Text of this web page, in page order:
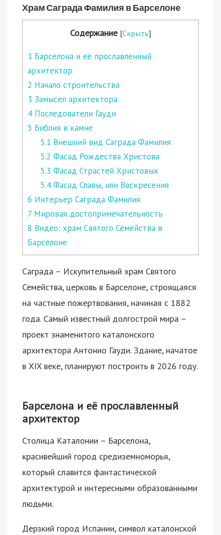
Храм Саграда Фамилия в Барселоне
Содержание [Скрыть]
1 Барселона и её прославленный
архитектор
2 Начало строительства
3 Замысел архитектора
4Последователи Гауди
5 Библия в камне
5.1 Внешний вид Саграда Фамилия
5.2 Фасад Рождества Христова
5.3 Фасад Страстей Христовых
5.4Фасад Славы, или Воскресения
6 Интерьер Саграда Фамилия
7 Мировая достопримечательность
8 Видео: храм Святого Семейства в
Барселоне
Саграда – Искупительный храм Святого
Семейства, церковь в Барселоне, строящаяся
на частные пожертвования, начиная с 1882
года.Самый известный долгострой мира –
проект знаменитого каталонского
архитектора Антонио Гауди. Здание, начатое
в XIX веке, планируют построить в 2026 году.
Барселона и её прославленный
архитектор
Столица Каталонии – Барселона,
красивейший город средиземноморья,
который славится фантастической
архитектурой и интересными образованными
людьми.
Дерзкий город Испании, символ каталонской